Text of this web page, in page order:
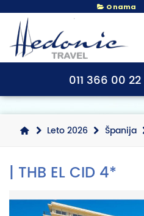
O nama
011 366 00 22
Leto 2026 Španija
| THB EL CID 4*
×
×